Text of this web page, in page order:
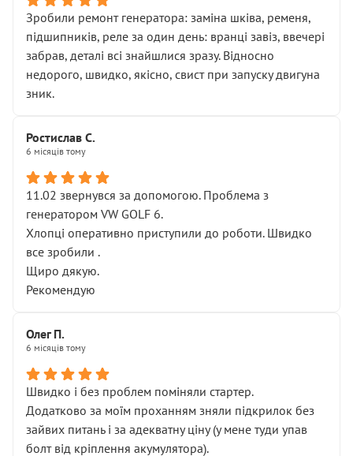
Зробили ремонт генератора: заміна шківа, ременя,
підшипників, реле за один день: вранці завіз, ввечері
забрав, деталі всі знайшлися зразу. Відносно
недорого, швидко, якісно, свист при запуску двигуна
зник.
Ростислав С.
6 місяців тому
11.02 звернувся за допомогою. Проблема з
генератором VW GOLF 6.
Хлопці оперативно приступили до роботи. Швидко
все зробили .
Щиро дякую.
Рекомендую
Олег П.
6 місяців тому
Швидко і без проблем поміняли стартер.
Додатково за моїм проханням зняли підкрилок без
зайвих питань і за адекватну ціну (у мене туди упав
болт від кріплення акумулятора).